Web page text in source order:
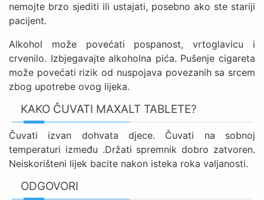
nemojte brzo sjediti ili ustajati, posebno ako ste stariji
pacijent.
Alkohol može povećati pospanost, vrtoglavicu i
crvenilo. Izbjegavajte alkoholna pića. Pušenje cigareta
može povećati rizik od nuspojava povezanih sa srcem
zbog upotrebe ovog lijeka.
KAKO ČUVATI MAXALT TABLETE?
Čuvati izvan dohvata djece. Čuvati na sobnoj
temperaturi između .Držati spremnik dobro zatvoren.
Neiskorišteni lijek bacite nakon isteka roka valjanosti.
ODGOVORI